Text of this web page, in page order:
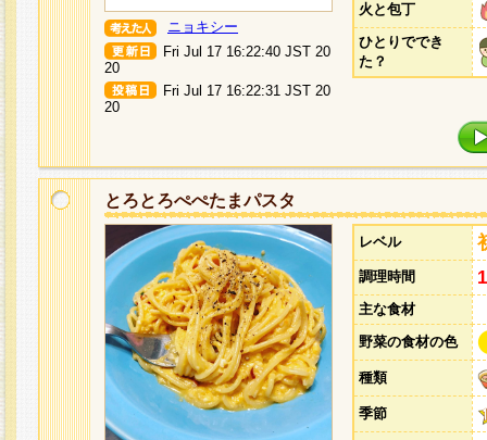
ニョキシー
Fri Jul 17 16:22:40 JST 20
20
Fri Jul 17 16:22:31 JST 20
20
火と包丁
ひとりででき
た？
とろとろぺぺたまパスタ
レベル
調理時間
主な食材
野菜の食材の色
種類
季節